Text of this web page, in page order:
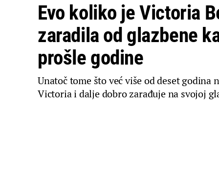
Evo koliko je Victoria
zaradila od glazbene
prošle godine
Unatoč tome što već više od deset godina
Victoria i dalje dobro zarađuje na svojoj